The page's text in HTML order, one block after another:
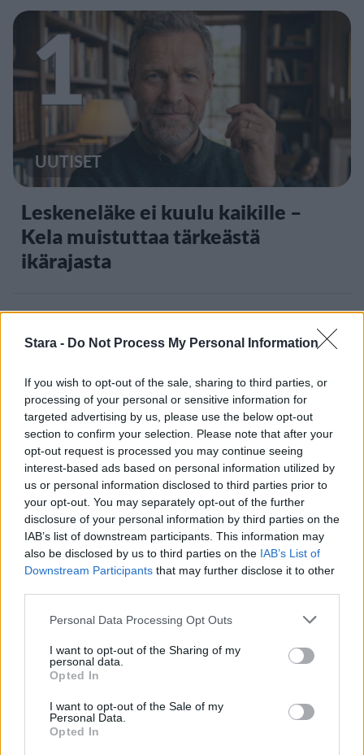
Stara - Do Not Process My Personal Information
If you wish to opt-out of the sale, sharing to third parties, or
processing of your personal or sensitive information for
targeted advertising by us, please use the below opt-out
section to confirm your selection. Please note that after your
opt-out request is processed you may continue seeing
interest-based ads based on personal information utilized by
us or personal information disclosed to third parties prior to
your opt-out. You may separately opt-out of the further
disclosure of your personal information by third parties on the
IAB’s list of downstream participants. This information may
also be disclosed by us to third parties on the IAB’s List of
Downstream Participants that may further disclose it to other
Personal Data Processing Opt Outs
I want to opt-out of the Sharing of my
personal data.
Opted In
I want to opt-out of the Sale of my
Personal Data.
Opted In
1
UUTISET
Leskeneläke ei kuulu kaikille –
Kela muistuttaa tärkeästä
ikärajasta
2
VIIHDEUUTISET
Sääennuste ulottuu nyt
marraskuulle – tältä näyttää
syksyn sää
3